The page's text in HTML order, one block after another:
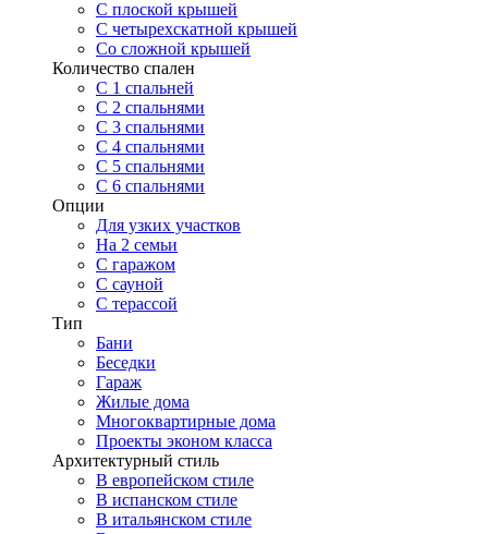
С плоской крышей
С четырехскатной крышей
Со сложной крышей
Количество спален
С 1 спальней
С 2 спальнями
С 3 спальнями
С 4 спальнями
С 5 спальнями
С 6 спальнями
Опции
Для узких участков
На 2 семьи
С гаражом
С сауной
С терассой
Тип
Бани
Беседки
Гараж
Жилые дома
Многоквартирные дома
Проекты эконом класса
Архитектурный стиль
В европейском стиле
В испанском стиле
В итальянском стиле